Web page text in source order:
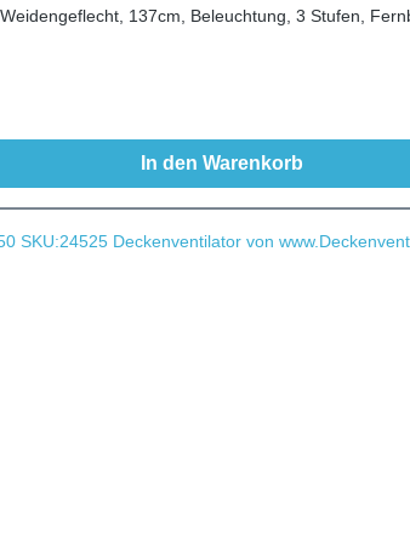
137cm, Beleuchtung, 3 Stufen,
In den Warenkorb